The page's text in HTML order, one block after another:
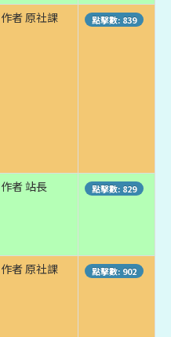
作者 原社課 點擊數: 839
作者 站長 點擊數: 829
作者 原社課 點擊數: 902